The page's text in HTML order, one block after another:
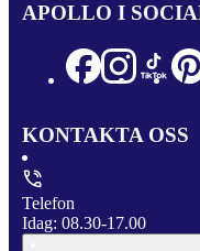
APOLLO I
KONTAKTA OSS
Telefon
Idag: 08.30-17.00